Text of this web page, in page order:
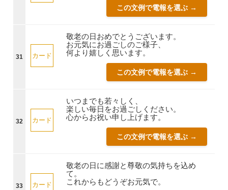
この文例で電報を選ぶ →
31 カード
敬老の日おめでとうございます。
お元気にお過ごしのご様子、
何より嬉しく思います。
この文例で電報を選ぶ →
32 カード
いつまでも若々しく、
楽しい毎日をお過ごしください。
心からお祝い申し上げます。
この文例で電報を選ぶ →
33 カード
敬老の日に感謝と尊敬の気持ちを込め
て。
これからもどうぞお元気で。